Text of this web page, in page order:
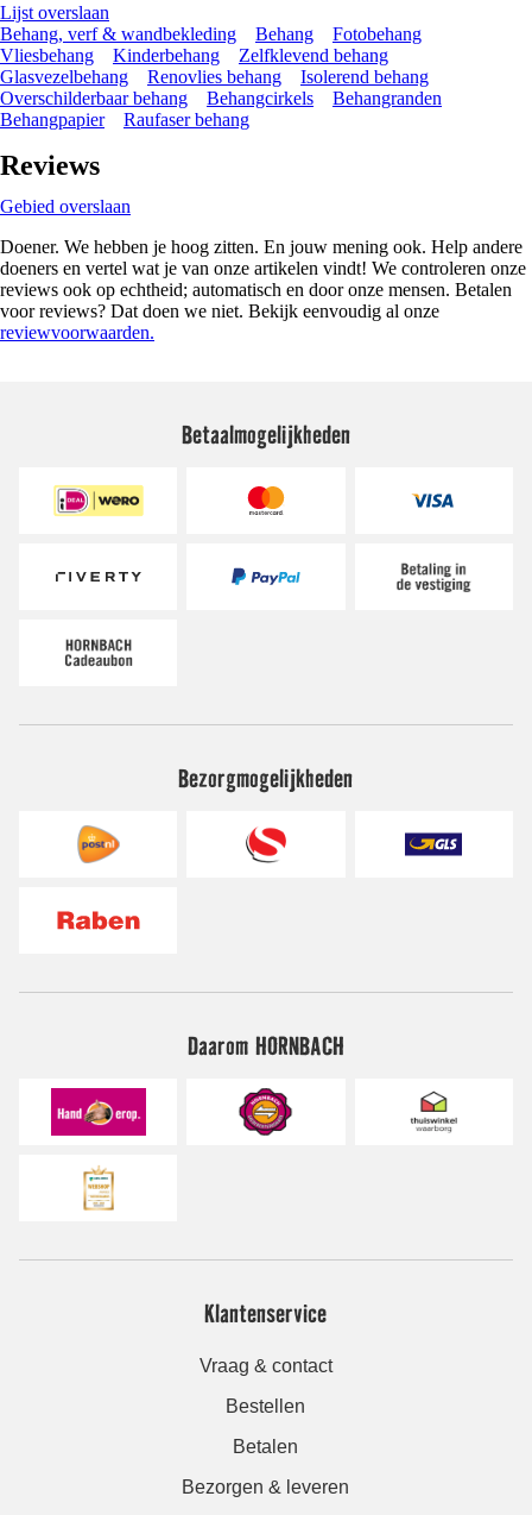
Lijst overslaan
Behang, verf & wandbekleding
Behang
Fotobehang
Vliesbehang
Kinderbehang
Zelfklevend behang
Glasvezelbehang
Renovlies behang
Isolerend behang
Overschilderbaar behang
Behangcirkels
Behangranden
Behangpapier
Raufaser behang
Reviews
Gebied overslaan
Doener. We hebben je hoog zitten. En jouw mening ook. Help andere
doeners en vertel wat je van onze artikelen vindt! We controleren onze
reviews ook op echtheid; automatisch en door onze mensen. Betalen
voor reviews? Dat doen we niet. Bekijk eenvoudig al onze
reviewvoorwaarden.
Betaalmogelijkheden
Bezorgmogelijkheden
Daarom HORNBACH
Klantenservice
Vraag & contact
Bestellen
Betalen
Bezorgen & leveren